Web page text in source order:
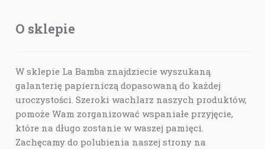
O sklepie
W sklepie La Bamba znajdziecie wyszukaną
galanterię papierniczą dopasowaną do każdej
uroczystości. Szeroki wachlarz naszych produktów,
pomoże Wam zorganizować wspaniałe przyjęcie,
które na długo zostanie w waszej pamięci.
Zachęcamy do polubienia naszej strony na